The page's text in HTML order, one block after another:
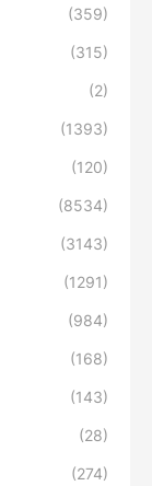
(359)
(315)
(2)
(1393)
(120)
(8534)
(3143)
(1291)
(984)
(168)
(143)
(28)
(274)